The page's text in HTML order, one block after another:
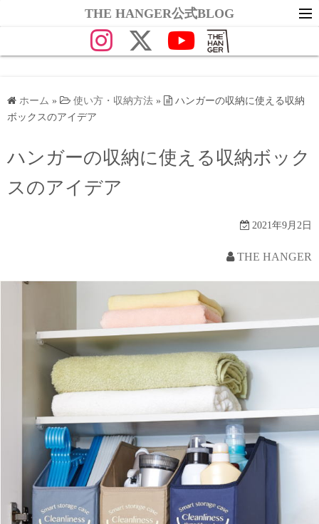
ン
へ
ス
ッ
THE HANGER公式BLOG
ホーム » 使い方・収納方法 »
ハンガーの収納に使える収納
ボックスのアイデア
ハンガーの収納に使える収納ボック
スのアイデア
2021年9月2日
THE HANGER